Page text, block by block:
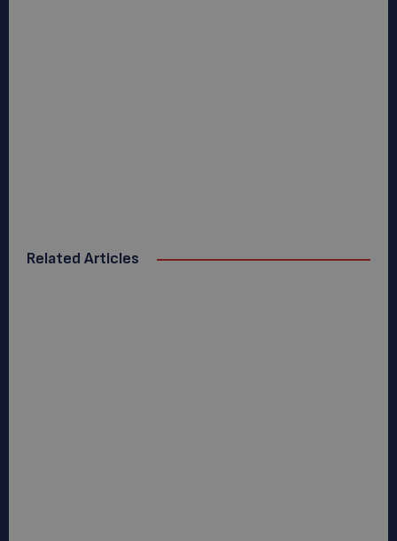
Related Articles